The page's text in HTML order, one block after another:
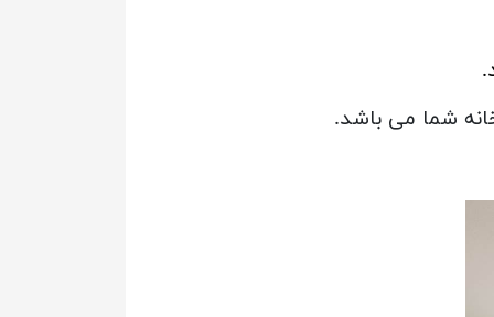
شما می باشد.